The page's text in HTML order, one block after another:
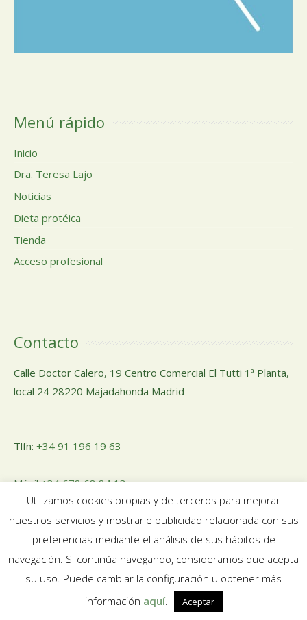
Menú rápido
Inicio
Dra. Teresa Lajo
Noticias
Dieta protéica
Tienda
Acceso profesional
Contacto
Calle Doctor Calero, 19 Centro Comercial El Tutti 1ª Planta,
local 24 28220 Majadahonda Madrid
Tlfn: +34 91 196 19 63
Móvil+34 678 68 84 13
Email:pedidosnuosalud@gmail.com
Utilizamos cookies propias y de terceros para mejorar
nuestros servicios y mostrarle publicidad relacionada con sus
preferencias mediante el análisis de sus hábitos de
navegación. Si continúa navegando, consideramos que acepta
su uso. Puede cambiar la configuración u obtener más
información aquí. Aceptar